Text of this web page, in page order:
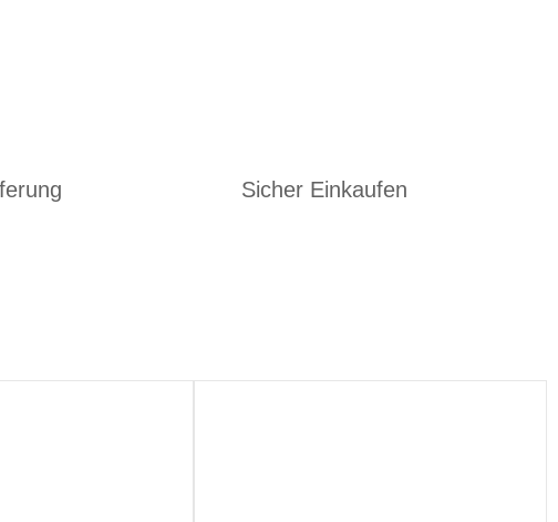
Sicher Einkaufen